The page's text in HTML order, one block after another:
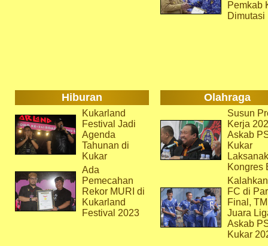
Pemkab
Dimutasi
Hiburan Olahraga
Kukarland
Festival Jadi
Agenda
Tahunan di
Kukar
Ada
Pemecahan
Rekor MURI di
Kukarland
Festival 2023
Susun
Kerja
Askab
Kukar
Kongres
FC di
Final,
Juara
Askab
Kukar